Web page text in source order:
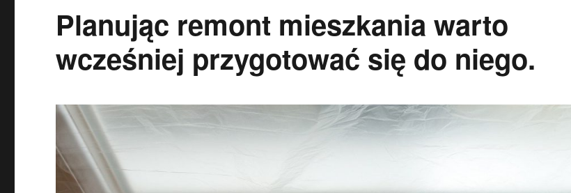
Planując remont mieszkania warto
wcześniej przygotować się do niego.